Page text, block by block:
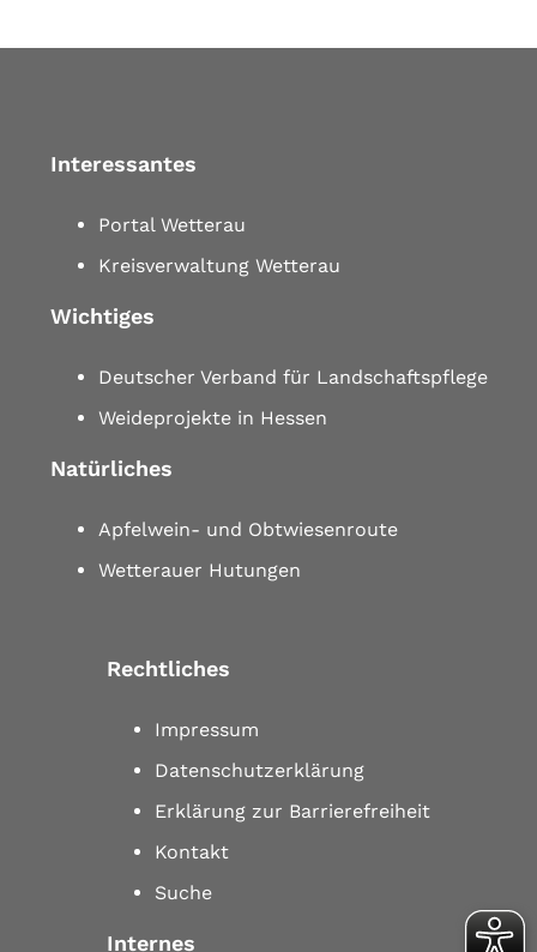
Interessantes
Portal Wetterau
Kreisverwaltung Wetterau
Wichtiges
Deutscher Verband für Landschaftspflege
Weideprojekte in Hessen
Natürliches
Apfelwein- und Obtwiesenroute
Wetterauer Hutungen
Rechtliches
Impressum
Datenschutzerklärung
Erklärung zur Barrierefreiheit
Kontakt
Suche
Internes